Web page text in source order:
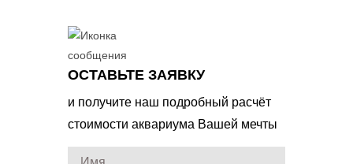
ОСТАВЬТЕ ЗАЯВКУ
и получите наш подробный расчёт
стоимости аквариума Вашей мечты